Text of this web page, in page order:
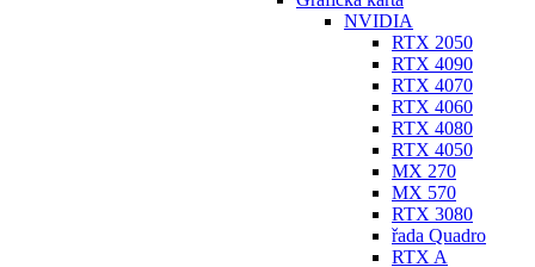
NVIDIA
RTX 2050
RTX 4090
RTX 4070
RTX 4060
RTX 4080
RTX 4050
MX 270
MX 570
RTX 3080
řada Quadro
RTX A